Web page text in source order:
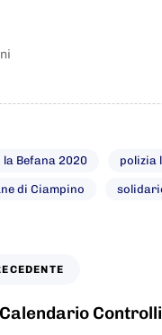
Befana 2020 polizia
di Ciampino